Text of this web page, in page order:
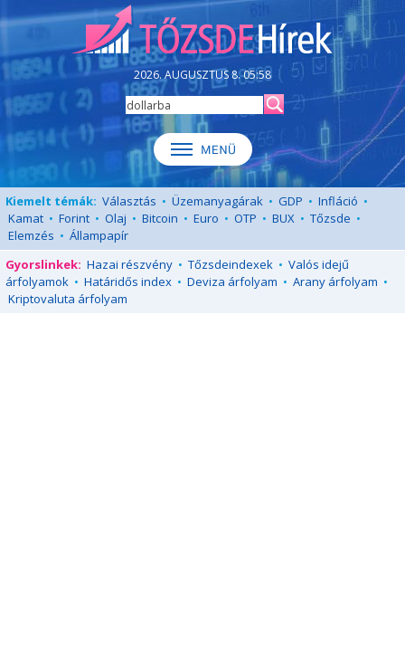
2026. AUGUSZTUS 8. 05:58
Kiemelt témák: Választás • Üzemanyagárak • GDP • Infláció •
Kamat • Forint • Olaj • Bitcoin • Euro • OTP • BUX • Tőzsde •
Elemzés • Állampapír
Gyorslinkek: Hazai részvény • Tőzsdeindexek • Valós idejű
árfolyamok • Határidős index • Deviza árfolyam • Arany árfolyam •
Kriptovaluta árfolyam